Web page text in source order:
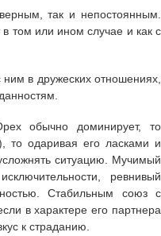
так и непостоянным.
в том или ином случае и как с
в дружеских отношениях,
обычно доминирует, то
то одаривая его ласками и
ситуацию. Мучимый
ревнивый
Стабильным союз с
в характере его партнера
к страданию.